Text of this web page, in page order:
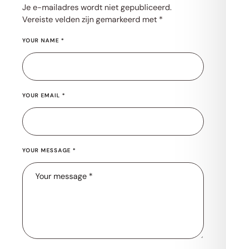
Je e-mailadres wordt niet gepubliceerd.
Vereiste velden zijn gemarkeerd met *
YOUR MESSAGE *
YOUR NAME *
YOUR EMAIL *